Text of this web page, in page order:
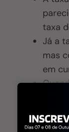
taxa
Já a
mas
em
uma